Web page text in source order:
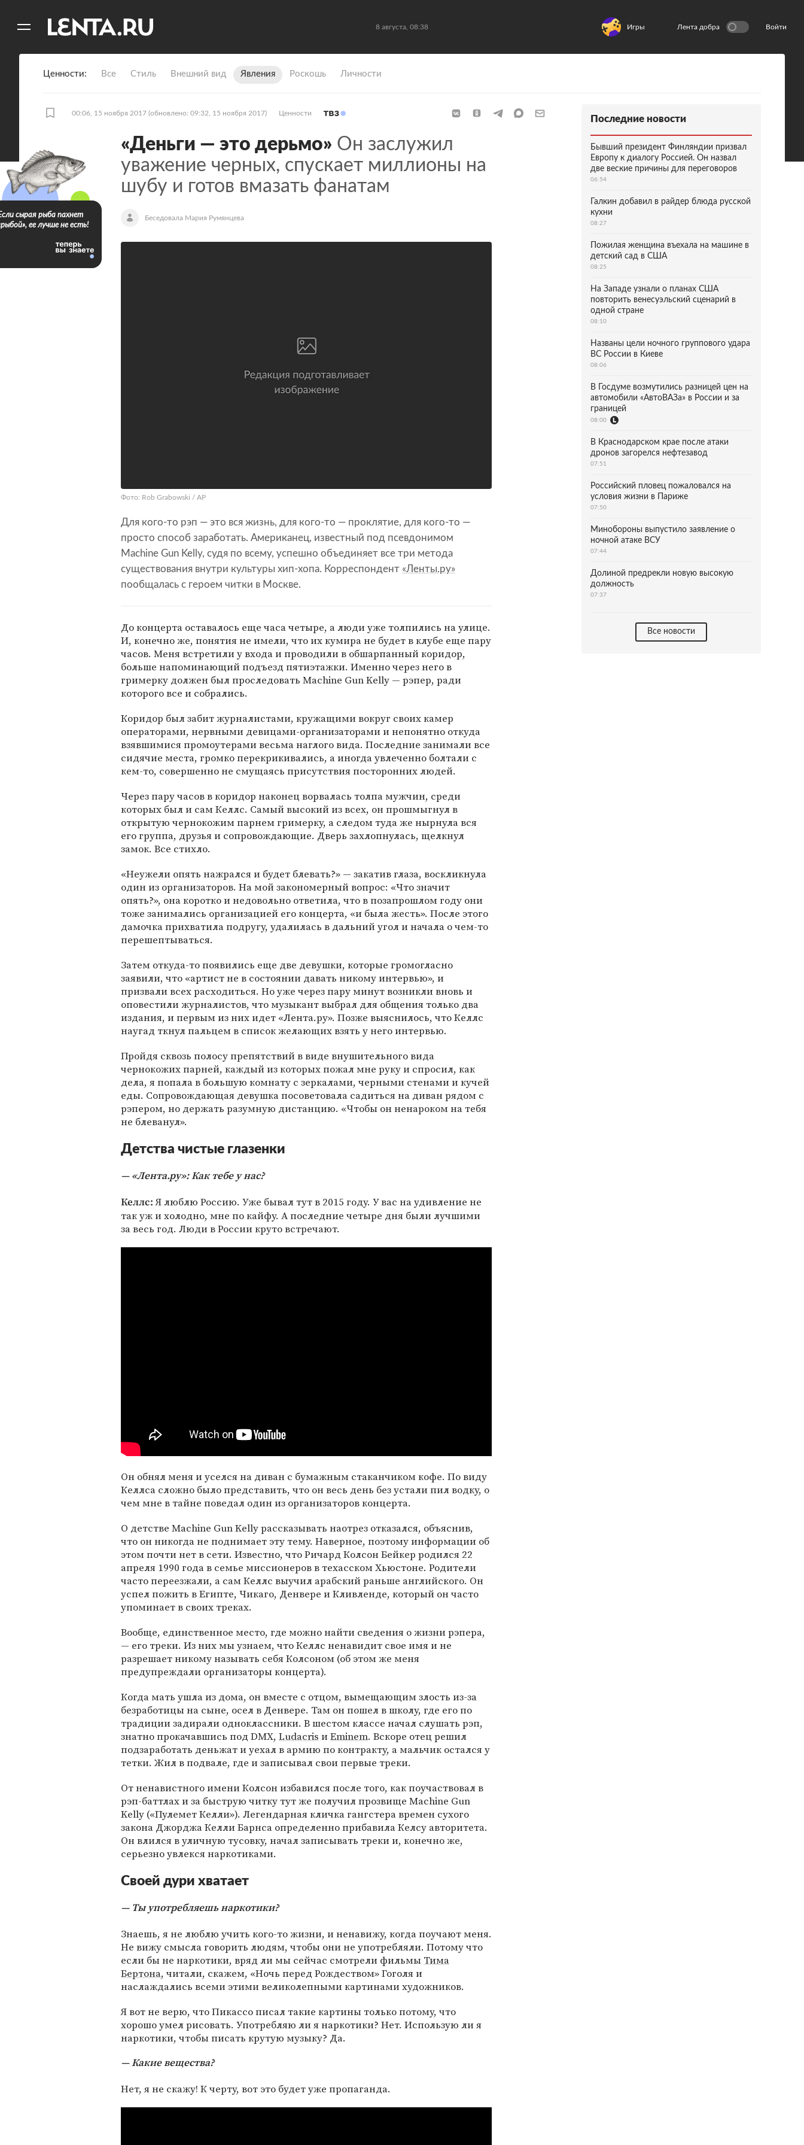
8 августа, 08:38 Игры Лента добра Войти
Ценности Все Стиль Внешний вид Явления Роскошь Личности
00:06, 15 ноября 2017 (обновлено: 09:32, 15 ноября 2017) Ценности
«Деньги — это дерьмо» Он заслужил
уважение черных, спускает миллионы на
шубу и готов вмазать фанатам
Беседовала Мария Румянцева
Фото: Rob Grabowski / AP
Для кого-то рэп — это вся жизнь, для кого-то — проклятие, для кого-то —
просто способ заработать. Американец, известный под псевдонимом
Machine Gun Kelly, судя по всему, успешно объединяет все три метода
существования внутри культуры хип-хопа. Корреспондент «Ленты.ру»
пообщалась с героем читки в Москве.
До концерта оставалось еще часа четыре, а люди уже толпились на улице.
И, конечно же, понятия не имели, что их кумира не будет в клубе еще пару
часов. Меня встретили у входа и проводили в обшарпанный коридор,
больше напоминающий подъезд пятиэтажки. Именно через него в
гримерку должен был проследовать Machine Gun Kelly — рэпер, ради
которого все и собрались.
Коридор был забит журналистами, кружащими вокруг своих камер
операторами, нервными девицами-организаторами и непонятно откуда
взявшимися промоутерами весьма наглого вида. Последние занимали все
сидячие места, громко перекрикивались, а иногда увлеченно болтали с
кем-то, совершенно не смущаясь присутствия посторонних людей.
Через пару часов в коридор наконец ворвалась толпа мужчин, среди
которых был и сам Келлс. Самый высокий из всех, он прошмыгнул в
открытую чернокожим парнем гримерку, а следом туда же нырнула вся
его группа, друзья и сопровождающие. Дверь захлопнулась, щелкнул
замок. Все стихло.
«Неужели опять нажрался и будет блевать?» — закатив глаза, воскликнула
один из организаторов. На мой закономерный вопрос: «Что значит
опять?», она коротко и недовольно ответила, что в позапрошлом году они
тоже занимались организацией его концерта, «и была жесть». После этого
дамочка прихватила подругу, удалилась в дальний угол и начала о чем-то
перешептываться.
Затем откуда-то появились еще две девушки, которые громогласно
заявили, что «артист не в состоянии давать никому интервью», и
призвали всех расходиться. Но уже через пару минут возникли вновь и
оповестили журналистов, что музыкант выбрал для общения только два
издания, и первым из них идет «Лента.ру». Позже выяснилось, что Келлс
наугад ткнул пальцем в список желающих взять у него интервью.
Пройдя сквозь полосу препятствий в виде внушительного вида
чернокожих парней, каждый из которых пожал мне руку и спросил, как
дела, я попала в большую комнату с зеркалами, черными стенами и кучей
еды. Сопровождающая девушка посоветовала садиться на диван рядом с
рэпером, но держать разумную дистанцию. «Чтобы он ненароком на тебя
не блеванул».
Детства чистые глазенки
«Лента.ру»: Как тебе у нас?
Келлс:Я люблю Россию. Уже бывал тут в 2015 году. У вас на удивление не
так уж и холодно, мне по кайфу. А последние четыре дня были лучшими
за весь год. Люди в России круто встречают.
Он обнял меня и уселся на диван с бумажным стаканчиком кофе. По виду
Келлса сложно было представить, что он весь день без устали пил водку, о
чем мне в тайне поведал один из организаторов концерта.
О детстве Machine Gun Kelly рассказывать наотрез отказался, объяснив,
что он никогда не поднимает эту тему. Наверное, поэтому информации об
этом почти нет в сети. Известно, что Ричард Колсон Бейкер родился 22
апреля 1990 года в семье миссионеров в техасском Хьюстоне. Родители
часто переезжали, а сам Келлс выучил арабский раньше английского. Он
успел пожить в Египте, Чикаго, Денвере и Кливленде, который он часто
упоминает в своих треках.
Вообще, единственное место, где можно найти сведения о жизни рэпера,
— его треки. Из них мы узнаем, что Келлс ненавидит свое имя и не
разрешает никому называть себя Колсоном (об этом же меня
предупреждали организаторы концерта).
Когда мать ушла из дома, он вместе с отцом, вымещающим злость из-за
безработицы на сыне, осел в Денвере. Там он пошел в школу, где его по
традиции задирали одноклассники. В шестом классе начал слушать рэп,
знатно прокачавшись под DMX, Ludacris иEminem. Вскоре отец решил
подзаработать деньжат и уехал в армию по контракту, а мальчик остался у
тетки. Жил в подвале, где и записывал свои первые треки.
От ненавистного имени Колсон избавился после того, как поучаствовал в
рэп-баттлах и за быструю читку тут же получил прозвище Machine Gun
Kelly («Пулемет Келли»). Легендарная кличка гангстера времен сухого
закона Джорджа Келли Барнса определенно прибавила Келсу авторитета.
Он влился в уличную тусовку, начал записывать треки и, конечно же,
серьезно увлекся наркотиками.
Своей дури хватает
Ты употребляешь наркотики?
Знаешь, я не люблю учить кого-то жизни, и ненавижу, когда поучают меня.
Не вижу смысла говорить людям, чтобы они не употребляли. Потому что
если бы не наркотики, вряд ли мы сейчас смотрели фильмы Тима
Бертона, читали, скажем, «Ночь перед Рождеством» Гоголя и
наслаждались всеми этими великолепными картинами художников.
Я вот не верю, что Пикассо писал такие картины только потому, что
хорошо умел рисовать. Употребляю ли я наркотики? Нет. Использую ли я
наркотики, чтобы писать крутую музыку? Да.
Какие вещества?
Нет, я не скажу! К черту, вот это будет уже пропаганда.
сырая рыба пахнет
ее лучше не есть!
Последние новости
Бывший президент Финляндии призвал
Европу к диалогу Россией. Он назвал
две веские причины для переговоров
06:54
Галкин добавил в райдер блюда русской
кухни
08:27
Пожилая женщина въехала на машине в
детский сад в США
08:25
На Западе узнали о планах США
повторить венесуэльский сценарий в
одной стране
08:10
Названы цели ночного группового удара
ВС России в Киеве
08:06
В Госдуме возмутились разницей цен на
автомобили «АвтоВАЗа» в России и за
границей
08:00
В Краснодарском крае после атаки
дронов загорелся нефтезавод
07:51
Российский пловец пожаловался на
условия жизни в Париже
07:50
Минобороны выпустило заявление о
ночной атаке ВСУ
07:44
Долиной предрекли новую высокую
должность
07:37
Все новости